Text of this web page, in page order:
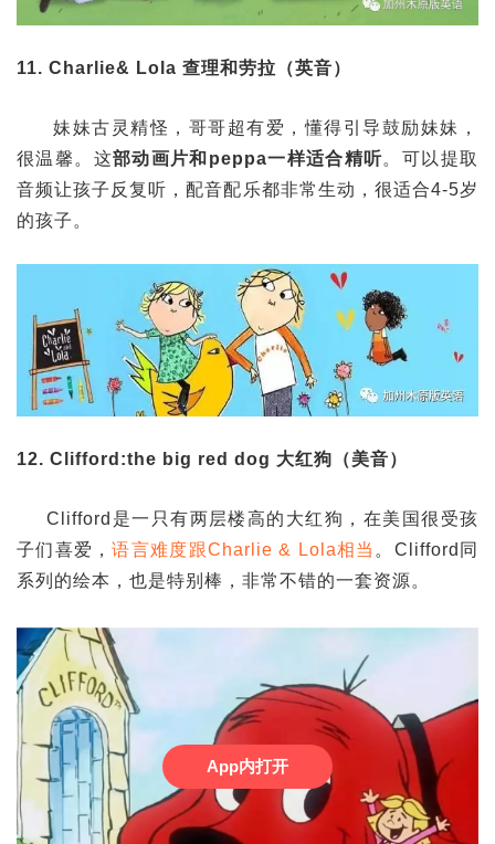
11. Charlie& Lola 查理和劳拉（英音）
妹妹古灵精怪，哥哥超有爱，懂得引导鼓励妹妹，
很温馨。这部动画片和peppa一样适合精听。可以提取
音频让孩子反复听，配音配乐都非常生动，很适合4-5岁
的孩子。
12. Clifford:the big red dog 大红狗（美音）
Clifford是一只有两层楼高的大红狗，在美国很受孩
子们喜爱，语言难度跟Charlie & Lola相当 。Clifford同
系列的绘本，也是特别棒，非常不错的一套资源。
App内打开